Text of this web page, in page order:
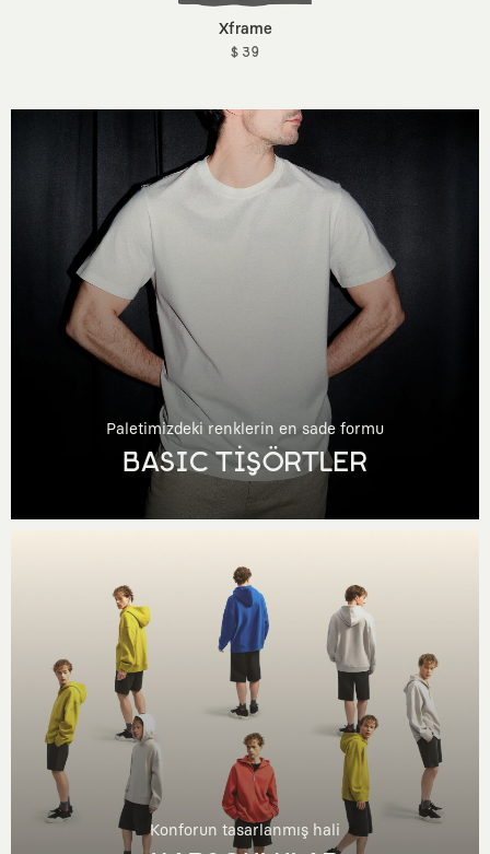
Xframe
$ 39
Paletimizdeki renklerin en sade formu
BASIC TİŞÖRTLER
Konforun tasarlanmış hali